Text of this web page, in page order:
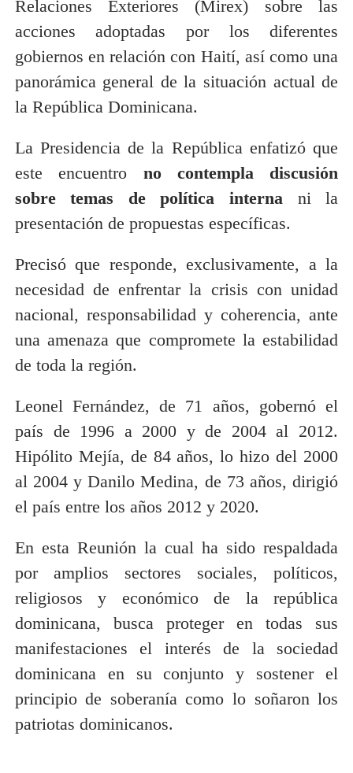
Relaciones Exteriores (Mirex) sobre las
acciones adoptadas por los diferentes
gobiernos en relación con Haití, así como una
panorámica general de la situación actual de
la República Dominicana.
La Presidencia de la República enfatizó que
este encuentro no contempla discusión
sobre temas de política
interna ni la
presentación de propuestas específicas.
Precisó que responde, exclusivamente, a la
necesidad de enfrentar la crisis con unidad
nacional, responsabilidad y coherencia, ante
una amenaza que compromete la estabilidad
de toda la región.
Leonel Fernández, de 71 años, gobernó el
país de 1996 a 2000 y de 2004 al 2012.
Hipólito Mejía, de 84 años, lo hizo del 2000
al 2004 y Danilo Medina, de 73 años, dirigió
el país entre los años 2012 y 2020.
En esta Reunión la cual ha sido respaldada
por amplios sectores sociales, políticos,
religiosos y económico de la república
dominicana, busca proteger en todas sus
manifestaciones el interés de la sociedad
dominicana en su conjunto y sostener el
principio de soberanía como lo soñaron los
patriotas dominicanos.